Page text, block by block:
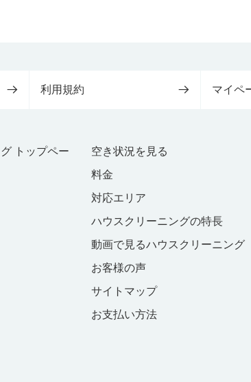
利用規約 マイペ
トップペー
空き状況を見る
料金
対応エリア
ハウスクリーニングの特長
動画で見るハウスクリーニング
お客様の声
サイトマップ
お支払い方法